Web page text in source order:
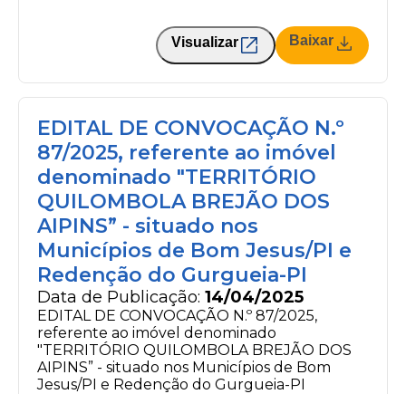
Visualizar Baixar
EDITAL DE CONVOCAÇÃO N.º
87/2025, referente ao imóvel
denominado "TERRITÓRIO
QUILOMBOLA BREJÃO DOS
AIPINS” - situado nos
Municípios de Bom Jesus/PI e
Redenção do Gurgueia-PI
Data de Publicação: 14/04/2025
EDITAL DE CONVOCAÇÃO N.º 87/2025,
referente ao imóvel denominado
"TERRITÓRIO QUILOMBOLA BREJÃO DOS
AIPINS” - situado nos Municípios de Bom
Jesus/PI e Redenção do Gurgueia-PI